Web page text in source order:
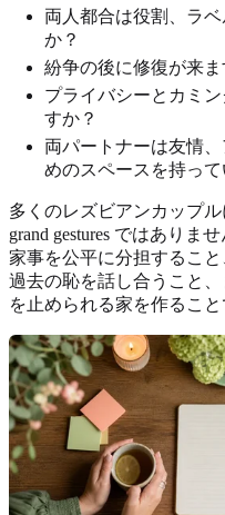
両人都合は役割、ラ
か？
紛争の後に修復が来
プライバシーとカミ
すか？
両パートナーは友情
めのスペースを持って
多くのレズビアンカップ
grand gestures ではありま
家事を公平に分担するこ
過去の恥を話し合うこと
を止められる家を作ること